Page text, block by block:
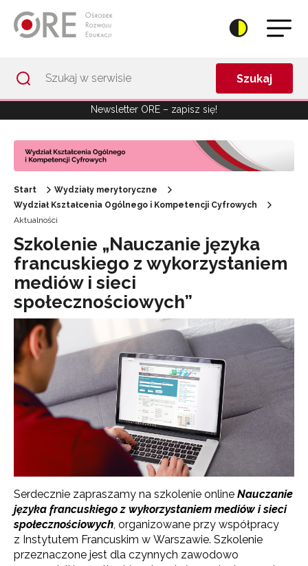
Szukaj
Newsletter ORE – zapisz się!
Start
Wydziały merytoryczne
Wydział Kształcenia Ogólnego i Kompetencji Cyfrowych
Aktualności
Szkolenie „Nauczanie języka
francuskiego z wykorzystaniem
mediów i sieci
społecznościowych”
Serdecznie zapraszamy na szkolenie online Nauczanie
języka francuskiego z wykorzystaniem mediów i sieci
społecznościowych , organizowane przy współpracy
z Instytutem Francuskim w Warszawie. Szkolenie
przeznaczone jest dla czynnych zawodowo